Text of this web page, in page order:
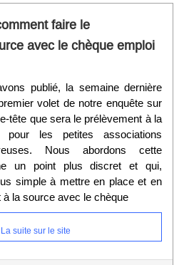
faire le
avec le chèque emploi
publié, la semaine dernière
volet de notre enquête sur
tête que sera le prélèvement à la
pour les petites associations
Nous abordons cette
un point plus discret et qui,
simple à mettre en place et en
à la source avec le chèque
La suite sur le site